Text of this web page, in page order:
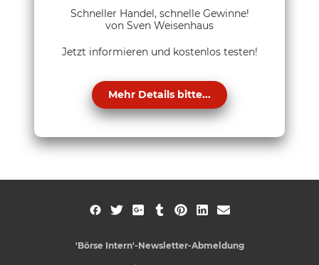
Schneller Handel, schnelle Gewinne!
von Sven Weisenhaus
Jetzt informieren und kostenlos testen!
Mehr Details bitte...
'Börse Intern'-Newsletter-Abmeldung